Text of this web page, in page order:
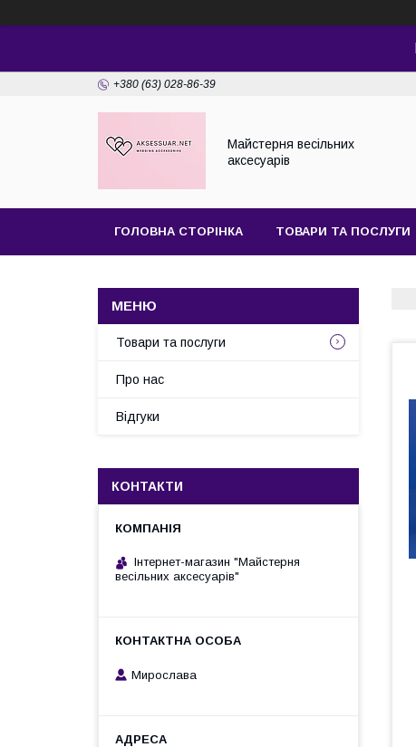
+380 (63) 028-86-39
Майстерня веcільних
аксесуарів
ГОЛОВНА СТОРІНКА ТОВАРИ ТА ПОСЛУГИ
Товари та послуги
Про нас
Відгуки
КОНТАКТИ
Інтернет-магазин "Майстерня
весільних аксесуарів"
Мирослава